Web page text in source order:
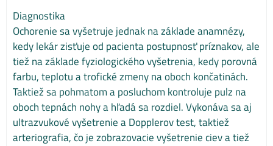
Diagnostika
Ochorenie sa vyšetruje jednak na základe anamnézy,
kedy lekár zisťuje od pacienta postupnosť príznakov, ale
tiež na základe fyziologického vyšetrenia, kedy porovná
farbu, teplotu a trofické zmeny na oboch končatinách.
Taktiež sa pohmatom a posluchom kontroluje pulz na
oboch tepnách nohy a hľadá sa rozdiel. Vykonáva sa aj
ultrazvukové vyšetrenie a Dopplerov test, taktiež
arteriografia, čo je zobrazovacie vyšetrenie ciev a tiež